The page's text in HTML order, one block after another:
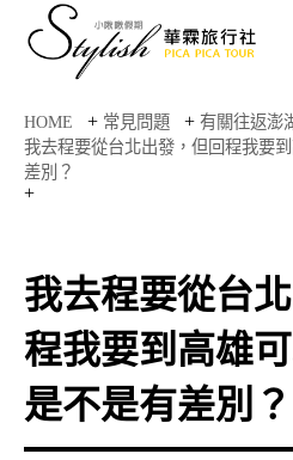
HOME + 常見問題 + 有關往返澎
我去程要從台北出發，但回程我要
差別？
+
我去程要從台
程我要到高雄
是不是有差別？